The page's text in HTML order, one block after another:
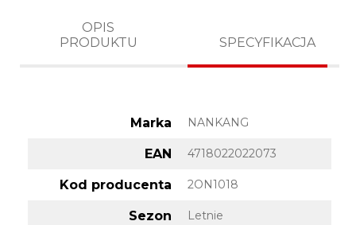
OPIS
PRODUKTU
SPECYFIKACJA
Marka NANKANG
EAN 4718022022073
Kod producenta 2ON1018
Sezon Letnie